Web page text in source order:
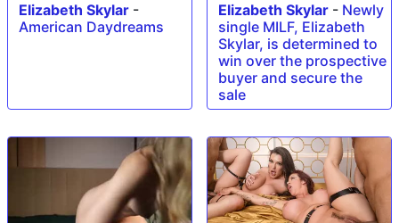
Elizabeth Skylar -
American Daydreams
Elizabeth Skylar - Newly
single MILF, Elizabeth
Skylar, is determined to
win over the prospective
buyer and secure the
sale